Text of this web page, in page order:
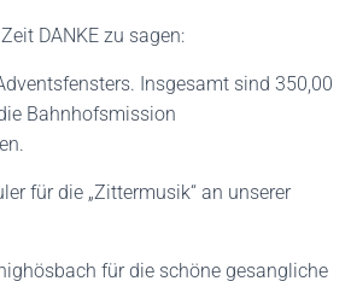
DANKE zu sagen:
Insgesamt sind 350,00
Bahnhofsmission
für die „Zittermusik“ an unserer
für die schöne gesangliche